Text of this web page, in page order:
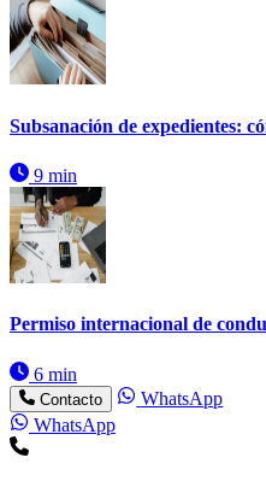
Subsanación de expedientes:
9 min
Permiso internacional de
6 min
Contacto
WhatsApp
WhatsApp